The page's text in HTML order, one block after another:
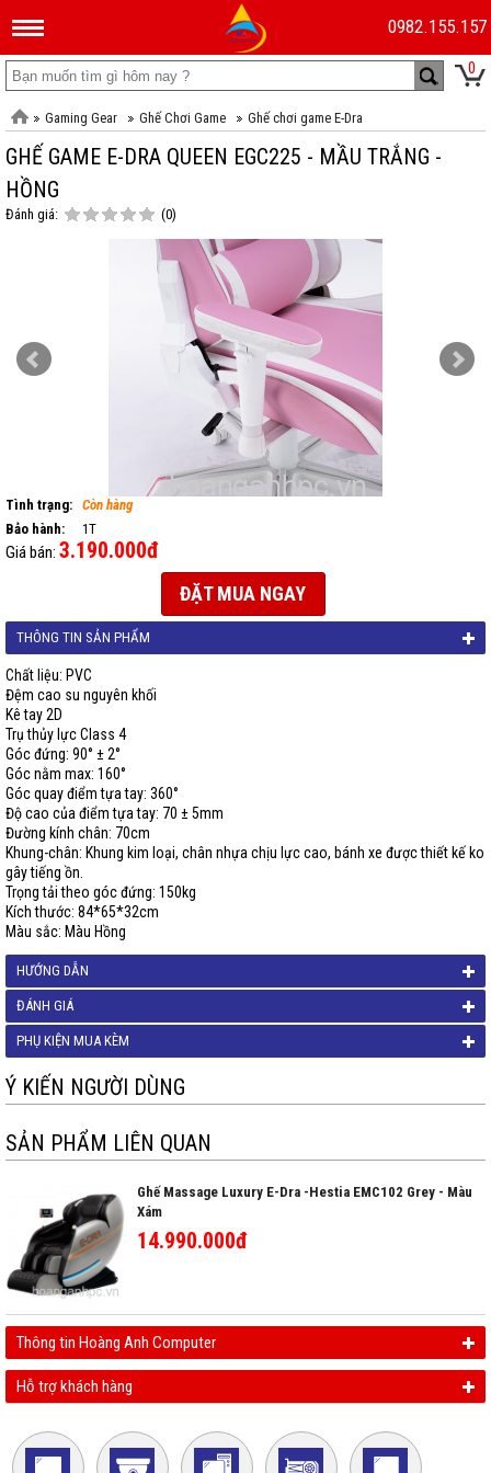
0982.155.157
0
Gaming Gear Ghế Chơi Game Ghế chơi game E-Dra
GHẾ GAME E-DRA QUEEN EGC225 - MẦU TRẮNG -
HỒNG
Đánh giá: (0)
Tình trạng: Còn hàng
Bảo hành:
1T
Giá bán: 3.190.000đ
ĐẶT MUA NGAY
THÔNG TIN SẢN PHẨM
Chất liệu: PVC
Đệm cao su nguyên khối
Kê tay 2D
Trụ thủy lực Class 4
Góc đứng: 90° ± 2°
Góc nằm max: 160°
Góc quay điểm tựa tay: 360°
Độ cao của điểm tựa tay: 70 ± 5mm
Đường kính chân: 70cm
Khung-chân: Khung kim loại, chân nhựa chịu lực cao, bánh xe được thiết kế ko
gây tiếng ồn.
Trọng tải theo góc đứng: 150kg
Kích thước: 84*65*32cm
Màu sắc: Màu Hồng
HƯỚNG DẪN
ĐÁNH GIÁ
PHỤ KIỆN MUA KÈM
Ý KIẾN NGƯỜI DÙNG
SẢN PHẨM LIÊN QUAN
Ghế Massage Luxury E-Dra -Hestia EMC102 Grey - Màu
Xám
14.990.000đ
Thông tin Hoàng Anh Computer
Hỗ trợ khách hàng